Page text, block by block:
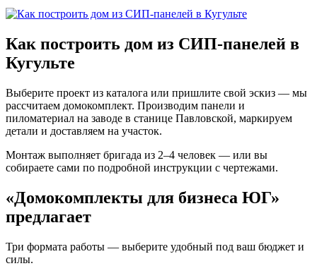
Как построить дом из СИП-панелей в
Кугульте
Выберите проект из каталога или пришлите свой эскиз — мы
рассчитаем домокомплект. Производим панели и
пиломатериал на заводе в станице Павловской, маркируем
детали и доставляем на участок.
Монтаж выполняет бригада из 2–4 человек — или вы
собираете сами по подробной инструкции с чертежами.
«Домокомплекты для бизнеса ЮГ»
предлагает
Три формата работы — выберите удобный под ваш бюджет и
силы.